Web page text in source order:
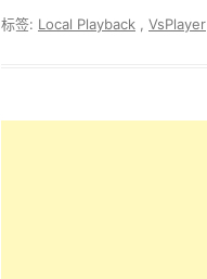
标签: Local Playback VsPlayer